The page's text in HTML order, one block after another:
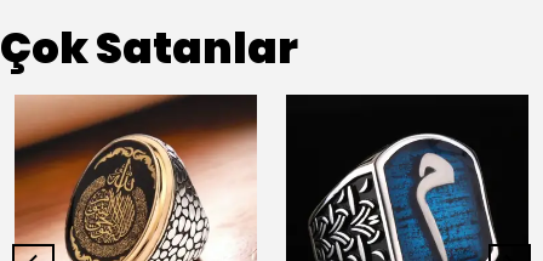
Çok Satanlar